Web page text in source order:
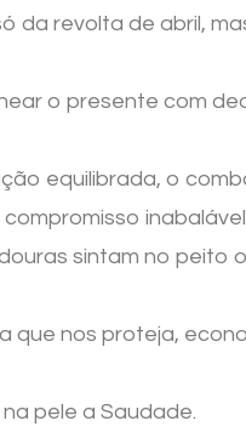
da revolta de abril,
o presente com
equilibrada, o
sintam no peito
que nos proteja,
pele a Saudade.